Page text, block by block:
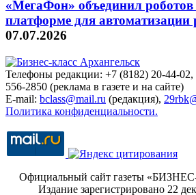
«МегаФон» объединил роботов
платформе для автоматизации
07.07.2026
Телефоны редакции: +7 (8182) 20-44-
556-2850 (реклама в газете и на сайте)
E-mail: bclass@mail.ru (редакция),
Политика конфиденциальности.
Официальный сайт газеты
Издание зарегистрировано 22